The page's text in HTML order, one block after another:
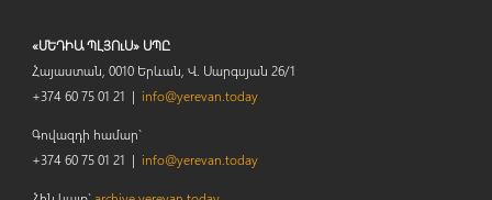
«ՄԵԴԻԱ ՊԼՅՈւՍ» ՍՊԸ
Հայաստան, 0010 Երևան, Վ. Սարգսյան 26/1
+374 60 75 01 21 | info@yerevan.today
Գովազդի համար`
+374 60 75 01 21 | info@yerevan.today